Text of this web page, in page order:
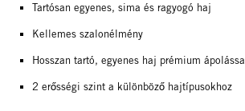
Tartósan egyenes, sima és ragyogó haj
Kellemes szalonélmény
Hosszan tartó, egyenes haj prémium ápolással
2 erősségi szint a különböző hajtípusokhoz